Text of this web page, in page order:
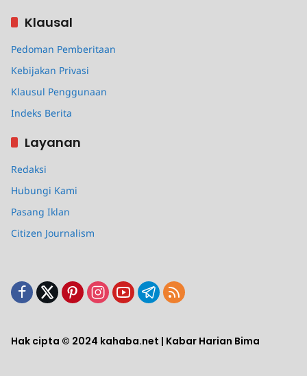
Klausal
Pedoman Pemberitaan
Kebijakan Privasi
Klausul Penggunaan
Indeks Berita
Layanan
Redaksi
Hubungi Kami
Pasang Iklan
Citizen Journalism
Hak cipta © 2024 kahaba.net | Kabar Harian Bima